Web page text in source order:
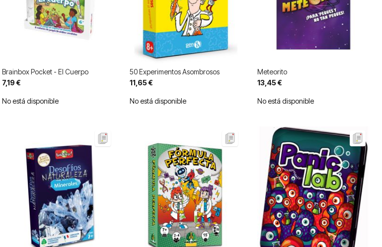
Brainbox Pocket - El Cuerpo
7,19 €
No está disponible
50 Experimentos Asombrosos
11,65 €
No está disponible
Meteorito
13,45 €
No está disponible